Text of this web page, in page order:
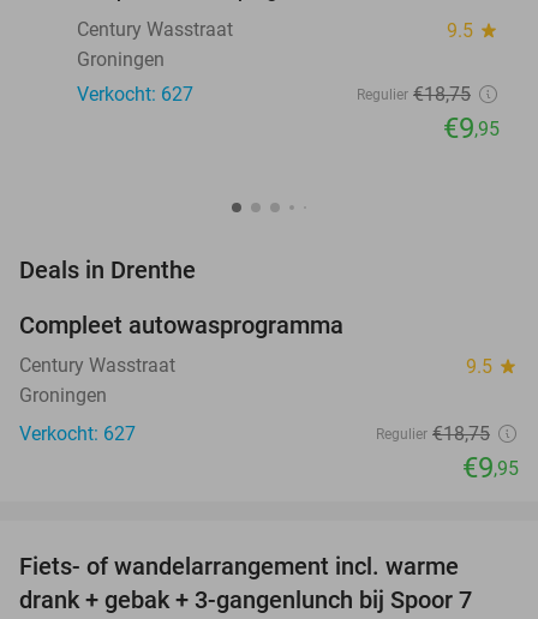
Century Wasstraat
9.5 star
Groningen
Verkocht: 627
Regulier €18,75
€9,95
Deals in Drenthe
Compleet autowasprogramma
Century Wasstraat 9.5 star
Groningen
Verkocht: 627
Regulier €18,75
€9,95
TODAY
Fiets- of wandelarrangement incl. warme
drank + gebak + 3-gangenlunch bij Spoor 7